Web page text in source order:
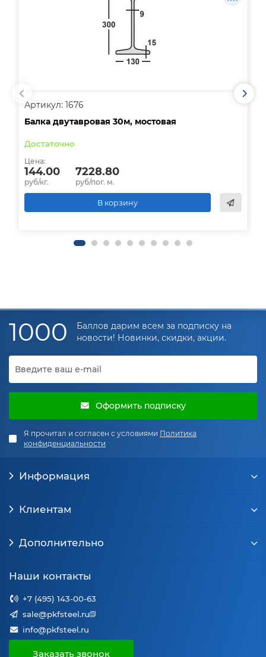
Артикул: 1676
Балка двутавровая 30м, мостовая
Достаточно
Цена:
144.00
руб/кг.
7228.80
руб/пог. м.
В корзину
1000
Баллов дарим всем за подписку на
новости! Новинки, скидки, акции.
Оформить подписку
Я прочитал и согласен с условиями Политика
конфиденциальности
Информация
Клиентам
Дополнительно
Наши контакты
+7 (495) 143-00-63
sale@pkfsteel.ru
info@pkfsteel.ru
Заказать звонок